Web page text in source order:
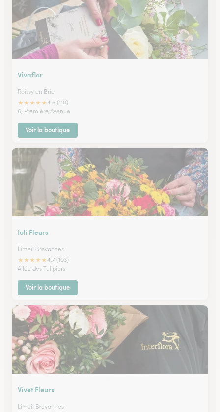
Vivaflor
Roissy en Brie
★★★★★4.5 (110)
6, Première Avenue
Voir la boutique
Ioli Fleurs
Limeil Brevannes
★★★★★4.7 (103)
Allée des Tulipiers
Voir la boutique
Vivet Fleurs
Limeil Brevannes